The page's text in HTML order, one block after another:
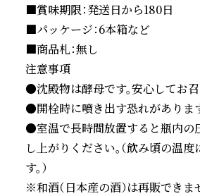
■賞味期限：発送日から180日
■パッケージ：6本箱など
■商品札：無し
注意事項
●沈殿物は酵母です。安心してお
●開栓時に噴き出す恐れがありま
●室温で長時間放置すると瓶内の
し上がりください。（飲み頃の温
す。）
※和酒（日本産の酒）は再販できま